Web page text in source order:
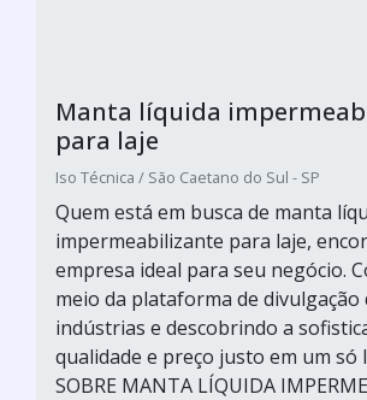
Manta líquida
para laje
Iso Técnica / São Caetano do Sul - SP
Quem está em busca de manta
impermeabilizante para laje,
empresa ideal para seu negócio.
meio da plataforma de divulgação
indústrias e descobrindo a
qualidade e preço justo em um só
SOBRE MANTA LÍQUIDA